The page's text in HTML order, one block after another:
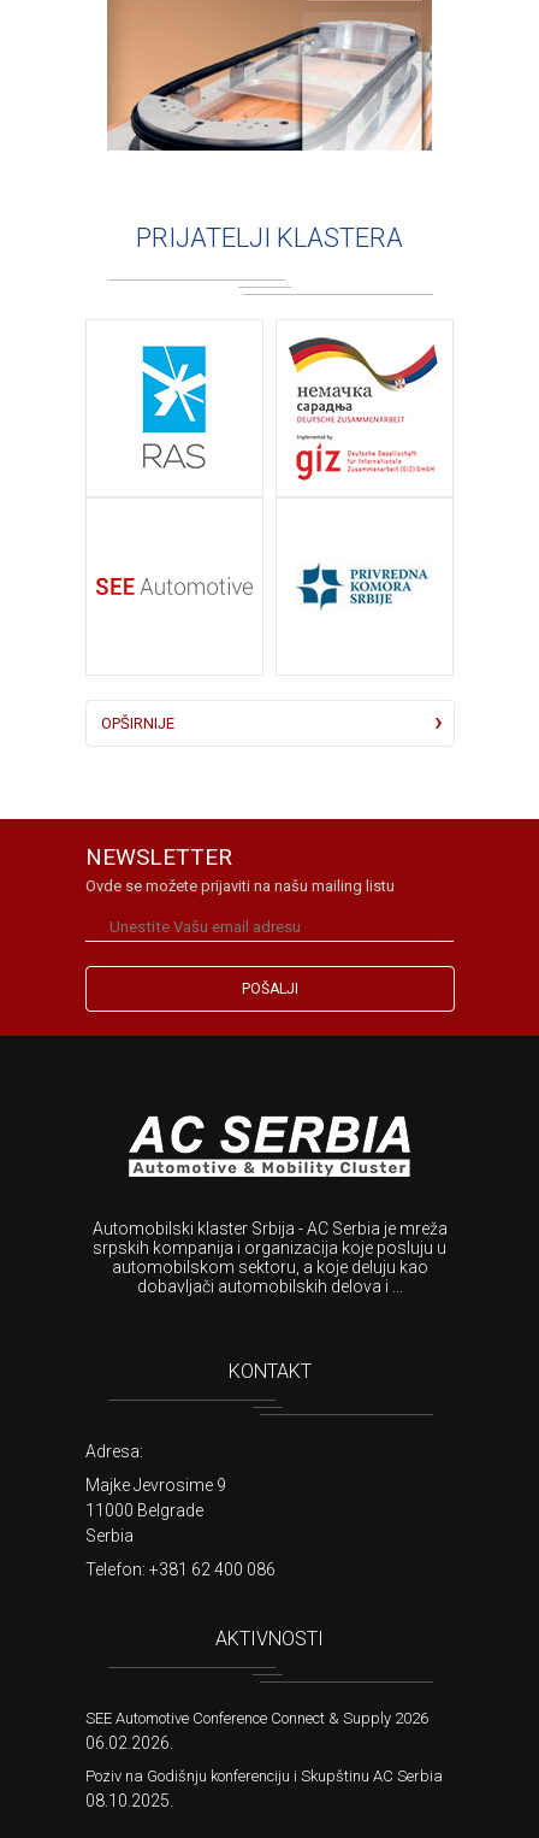
PRIJATELJI KLASTERA
OPŠIRNIJE
NEWSLETTER
Ovde se možete prijaviti na našu mailing listu
Automobilski klaster Srbija - AC Serbia je mreža
srpskih kompanija i organizacija koje posluju u
automobilskom sektoru, a koje deluju kao
dobavljači automobilskih delova i ...
KONTAKT
Adresa:
Majke Jevrosime 9
11000 Belgrade
Serbia
Telefon: +381 62 400 086
AKTIVNOSTI
SEE Automotive Conference Connect & Supply 2026
06.02.2026.
Poziv na Godišnju konferenciju i Skupštinu AC Serbia
08.10.2025.